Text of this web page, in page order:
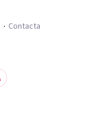
Contacta